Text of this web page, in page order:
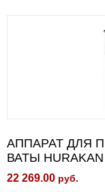
АППАРАТ ДЛЯ
ВАТЫ
22 269.00 руб.